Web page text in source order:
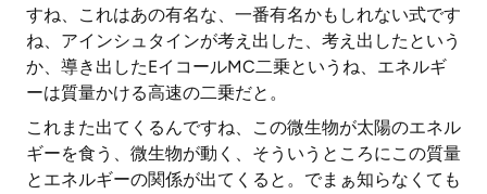
すね、これはあの有名な、一番有名かもしれない式です
ね、アインシュタインが考え出した、考え出したという
か、導き出したEイコールMC二乗というね、エネルギ
ーは質量かける高速の二乗だと。
これまた出てくるんですね、この微生物が太陽のエネル
ギーを食う、微生物が動く、そういうところにこの質量
とエネルギーの関係が出てくると。でまぁ知らなくても